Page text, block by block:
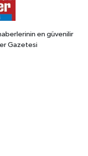
en güvenilir
Gazetesi